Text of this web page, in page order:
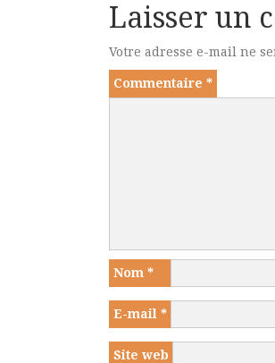
Laisser un
Votre adresse e-mail ne
Commentaire *
Nom *
E-mail *
Site web